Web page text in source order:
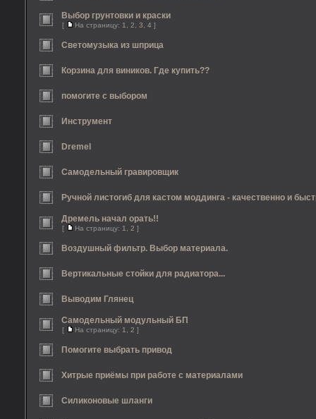
Выбор грунтовки и краски
[ На страницу: 1 2 3 4 ]
Светомузыка из шприца
Корзина для виников. Где купить??
помогите с выбором
Инструмент
Dremel
Самодельный гравировщик
Ручной листогиб для кастом моддинга - качественно и
Дремель начал орать!!
[ На страницу: 1 2 ]
Воздушный фильтр. Выбор материала.
Вертикальные стойки для радиатора...
Выводим Глянец
Самодельный модульный БП
[ На страницу: 1 2 ]
Помогите выбрать привод
Хитрые приёмы при работе с материалами
Силиконовые шланги